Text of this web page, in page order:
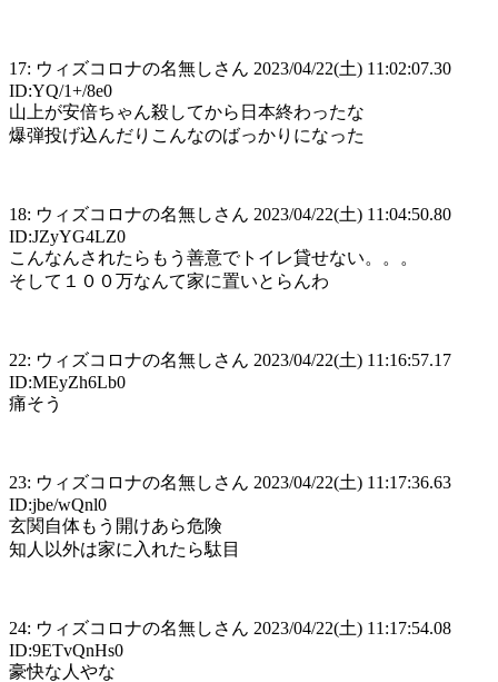
17: ウィズコロナの名無しさん 2023/04/22(土) 11:02:07.30
ID:YQ/1+/8e0
山上が安倍ちゃん殺してから日本終わったな
爆弾投げ込んだりこんなのばっかりになった
18: ウィズコロナの名無しさん 2023/04/22(土) 11:04:50.80
ID:JZyYG4LZ0
こんなんされたらもう善意でトイレ貸せない。。。
そして１００万なんて家に置いとらんわ
22: ウィズコロナの名無しさん 2023/04/22(土) 11:16:57.17
ID:MEyZh6Lb0
痛そう
23: ウィズコロナの名無しさん 2023/04/22(土) 11:17:36.63
ID:jbe/wQnl0
玄関自体もう開けあら危険
知人以外は家に入れたら駄目
24: ウィズコロナの名無しさん 2023/04/22(土) 11:17:54.08
ID:9ETvQnHs0
豪快な人やな